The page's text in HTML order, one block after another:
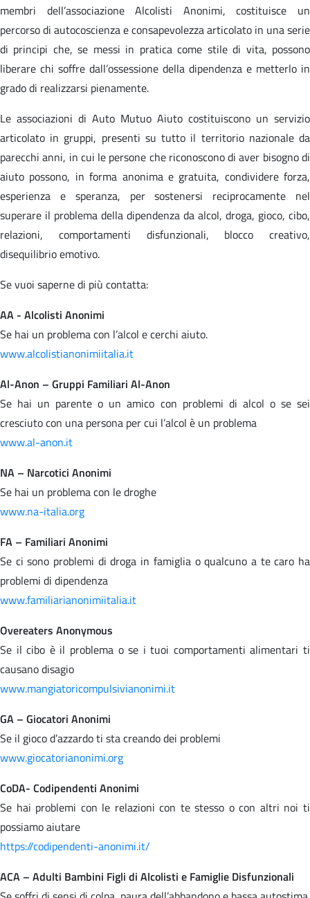
membri dell’associazione Alcolisti Anonimi, costituisce un
percorso di autocoscienza e consapevolezza articolato in una serie
di principi che, se messi in pratica come stile di vita, possono
liberare chi soffre dall’ossessione della dipendenza e metterlo in
grado di realizzarsi pienamente.
Le associazioni di Auto Mutuo Aiuto costituiscono un servizio
articolato in gruppi, presenti su tutto il territorio nazionale da
parecchi anni, in cui le persone che riconoscono di aver bisogno di
aiuto possono, in forma anonima e gratuita, condividere forza,
esperienza e speranza, per sostenersi reciprocamente nel
superare il problema della dipendenza da alcol, droga, gioco, cibo,
relazioni, comportamenti disfunzionali, blocco creativo,
disequilibrio emotivo.
Se vuoi saperne di più contatta:
AA - Alcolisti Anonimi
Se hai un problema con l’alcol e cerchi aiuto.
www.alcolistianonimiitalia.it
Al-Anon – Gruppi Familiari Al-Anon
Se hai un parente o un amico con problemi di alcol o se sei
cresciuto con una persona per cui l’alcol è un problema
www.al-anon.it
NA – Narcotici Anonimi
Se hai un problema con le droghe
www.na-italia.org
FA – Familiari Anonimi
Se ci sono problemi di droga in famiglia o qualcuno a te caro ha
problemi di dipendenza
www.familiarianonimiitalia.it
Overeaters Anonymous
Se il cibo è il problema o se i tuoi comportamenti alimentari ti
causano disagio
www.mangiatoricompulsivianonimi.it
GA – Giocatori Anonimi
Se il gioco d’azzardo ti sta creando dei problemi
www.giocatorianonimi.org
CoDA- Codipendenti Anonimi
Se hai problemi con le relazioni con te stesso o con altri noi ti
possiamo aiutare
https://codipendenti-anonimi.it/
ACA – Adulti Bambini Figli di Alcolisti e Famiglie Disfunzionali